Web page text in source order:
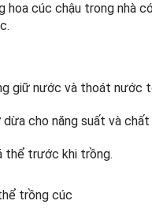
cúc chậu trong nhà
giữ nước và thoát nước
cho năng suất và
thể trước khi trồng.